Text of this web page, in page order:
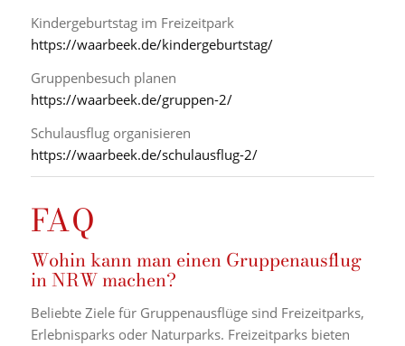
Kindergeburtstag im Freizeitpark
https://waarbeek.de/kindergeburtstag/
Gruppenbesuch planen
https://waarbeek.de/gruppen-2/
Schulausflug organisieren
https://waarbeek.de/schulausflug-2/
FAQ
Wohin kann man einen Gruppenausflug
in NRW machen?
Beliebte Ziele für Gruppenausflüge sind Freizeitparks,
Erlebnisparks oder Naturparks. Freizeitparks bieten